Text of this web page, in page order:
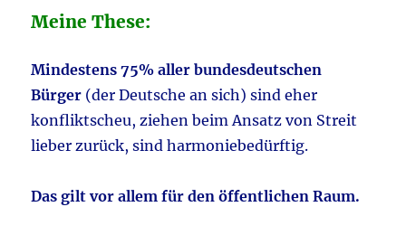
Meine These:
Mindestens 75% aller bundesdeutschen
Bürger (der Deutsche an sich) sind eher
konfliktscheu, ziehen beim Ansatz von Streit
lieber zurück, sind harmoniebedürftig.
Das gilt vor allem für den öffentlichen Raum.